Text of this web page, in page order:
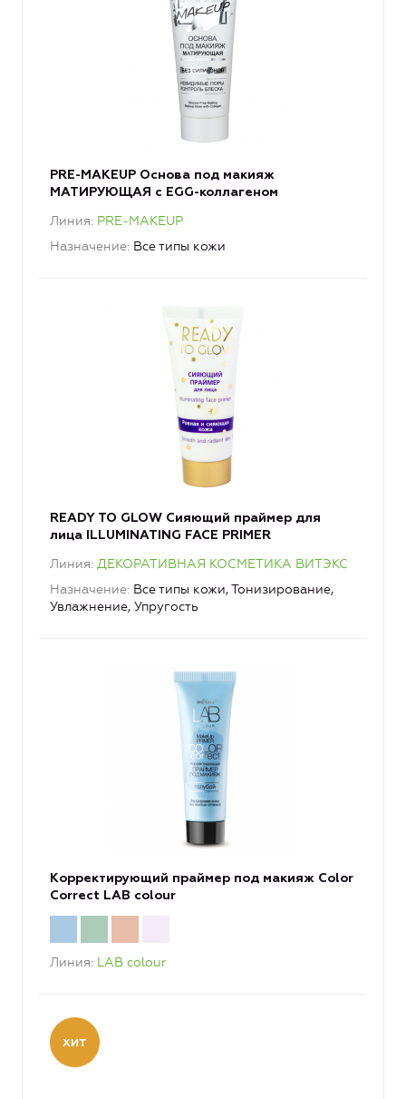
PRE-MAKEUP Основа под макияж
МАТИРУЮЩАЯ с EGG-коллагеном
Линия PRE-MAKEUP
Назначение Все типы кожи
READY TO GLOW Сияющий праймер для
лица ILLUMINATING FACE PRIMER
Линия ДЕКОРАТИВНАЯ КОСМЕТИКА ВИТЭКС
Назначение Все типы кожи, Тонизирование,
Увлажнение, Упругость
Корректирующий праймер под макияж Color
Correct LAB colour
Линия LAB colour